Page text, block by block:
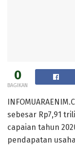
0
BAGIKAN
sebesar Rp7,91
capaian tahun
pendapatan